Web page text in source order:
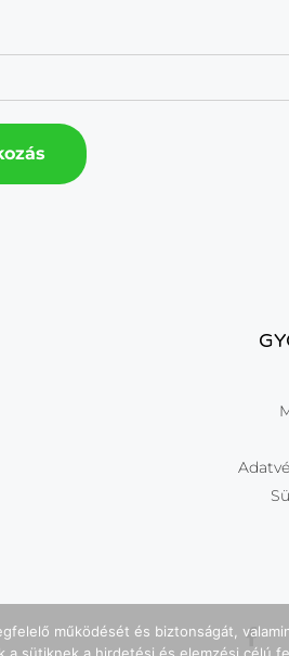
működését és biztonságát,